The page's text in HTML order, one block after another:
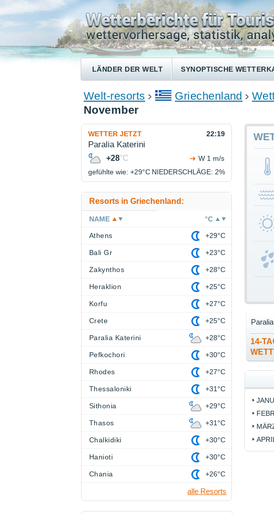
LÄNDER DER WELT SYNOPTISCHE
Welt-resorts Griechenland
November
14-
WETTER JETZT 22:19
Paralia Katerini
+28°C
W 1 m/s
gefühlte wie: +29°C NIEDERSCHLÄGE: 2%
Resorts in Griechenland:
NAME °C
Athens +29°C
Bali Gr +23°C
Zakynthos +28°C
Heraklion +25°C
Korfu +27°C
Crete +25°C
Paralia Katerini +28°C
Pefkochori +30°C
Rhodes +27°C
Thessaloniki +31°C
Sithonia +29°C
Thasos +31°C
Chalkidiki +30°C
Hanioti +30°C
Chania +26°C
alle Resorts